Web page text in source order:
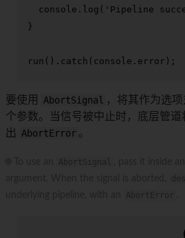
console . log ( 'Pipeline
}
run (). catch ( console . error );
要使用 AbortSignal
，将其作为选
个参数。当信号被中止时，底层管道
出
AbortError 。